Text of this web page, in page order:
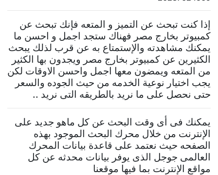
إذا كنت تبحث عن التميز و المتعه فإنك تبحث عن
كمبيوتر بخارج مصر فهناك ستجد اجمل و احسن ما
يمكنك مشاهدته والإستمتاع به عن قرب لذلك يبحث
الكثيرين عن كمبيوتر بخارج مصر ويجدون بها الكثير
من المتعه ويمضون معها اجمل واحسن الاوقات لكن
يجب اختيار نوعية الخدمه من حيث الجوده والسعر
حتى نحصل على ما نريد بالطريقه التى نريد ..
يمكنك فى أى وقت البحث عن كل ماهو جديد على
الإنترنت من خلال محرك البحث الموجود بهذه
الصفحه حيث نعتمد على قاعدة بيانات المحرك
العالمى جوجل الذى يوفر بيانات محدثه عن كل
مواقع الإنترنت بما فيها موقعنا